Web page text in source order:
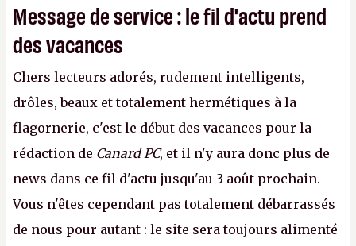
Message de service : le fil d'actu prend
des vacances
Chers lecteurs adorés, rudement intelligents,
drôles, beaux et totalement hermétiques à la
flagornerie, c'est le début des vacances pour la
rédaction de Canard PC, et il n'y aura donc plus de
news dans ce fil d'actu jusqu'au 3 août prochain.
Vous n'êtes cependant pas totalement débarrassés
de nous pour autant : le site sera toujours alimenté